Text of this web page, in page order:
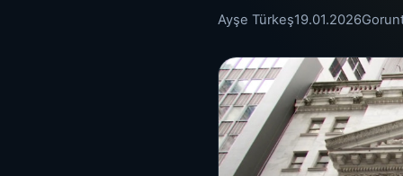
Ayşe Türkeş19.01.2026